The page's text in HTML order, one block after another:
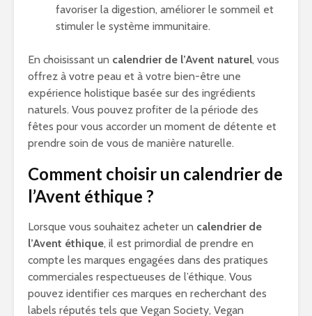
favoriser la digestion, améliorer le sommeil et
stimuler le système immunitaire.
En choisissant un calendrier de l’Avent naturel, vous
offrez à votre peau et à votre bien-être une
expérience holistique basée sur des ingrédients
naturels. Vous pouvez profiter de la période des
fêtes pour vous accorder un moment de détente et
prendre soin de vous de manière naturelle.
Comment choisir un calendrier de
l’Avent éthique ?
Lorsque vous souhaitez acheter un calendrier de
l’Avent éthique, il est primordial de prendre en
compte les marques engagées dans des pratiques
commerciales respectueuses de l’éthique. Vous
pouvez identifier ces marques en recherchant des
labels réputés tels que Vegan Society, Vegan